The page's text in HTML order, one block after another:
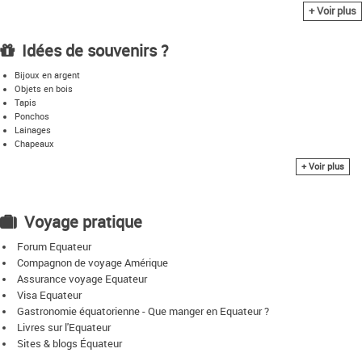
+ Voir plus
Idées de souvenirs ?
Bijoux en argent
Objets en bois
Tapis
Ponchos
Lainages
Chapeaux
+ Voir plus
Voyage pratique
Forum Equateur
Compagnon de voyage Amérique
Assurance voyage Equateur
Visa Equateur
Gastronomie équatorienne - Que manger en Equateur ?
Livres sur l'Equateur
Sites & blogs Équateur